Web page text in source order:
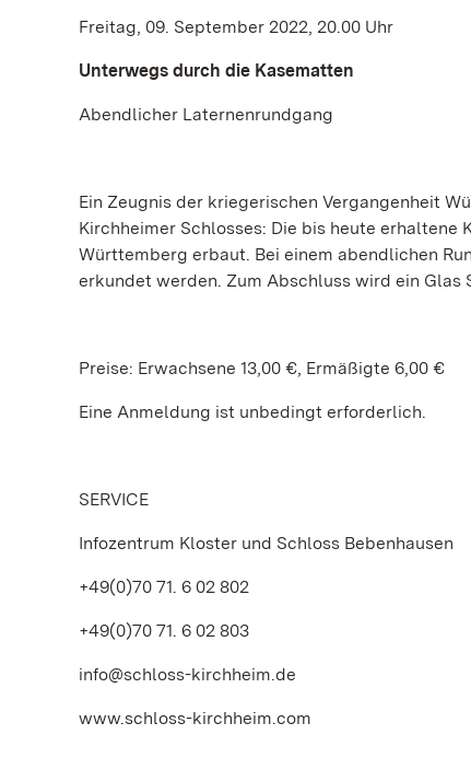
Freitag, 09. September 2022, 20.00 Uhr
Unterwegs durch die Kasematten
Abendlicher Laternenrundgang
Ein Zeugnis der kriegerischen Vergangenheit
Kirchheimer Schlosses: Die bis heute erhaltene
Württemberg erbaut. Bei einem abendlichen
erkundet werden. Zum Abschluss wird ein Glas
Preise: Erwachsene 13,00 €, Ermäßigte 6,00 €
Eine Anmeldung ist unbedingt erforderlich.
SERVICE
Infozentrum Kloster und Schloss Bebenhausen
+49(0)70 71. 6 02 802
+49(0)70 71. 6 02 803
info@schloss-kirchheim.de
www.schloss-kirchheim.com